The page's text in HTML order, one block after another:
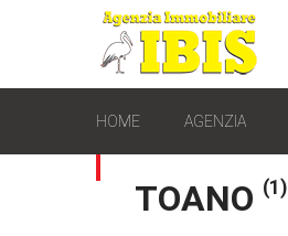
HOME AGENZIA
TOANO (1)